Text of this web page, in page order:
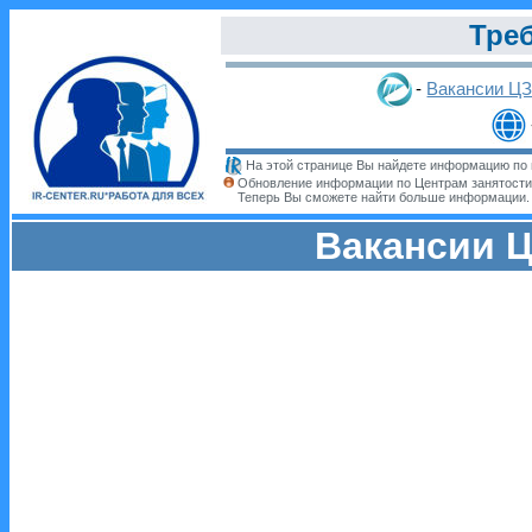
- Вакансии
На этой странице Вы найдете информацию по
Обновление информации по Центрам
Теперь Вы сможете найти больше информации.
Вакансии